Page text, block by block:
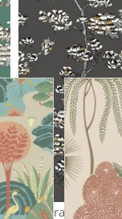
Nos Gravures